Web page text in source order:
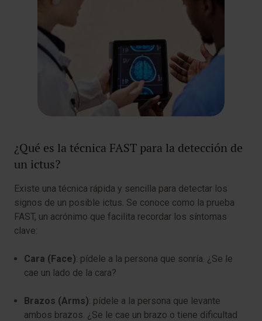
¿Qué es la técnica FAST para la detección de
un ictus?
Existe una técnica rápida y sencilla para detectar los
signos de un posible ictus. Se conoce como la prueba
FAST, un acrónimo que facilita recordar los síntomas
clave:
Cara (Face): pídele a la persona que sonría. ¿Se le
cae un lado de la cara?
Brazos (Arms): pídele a la persona que levante
ambos brazos. ¿Se le cae un brazo o tiene dificultad